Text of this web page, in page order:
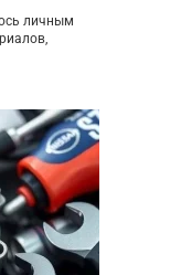
личным